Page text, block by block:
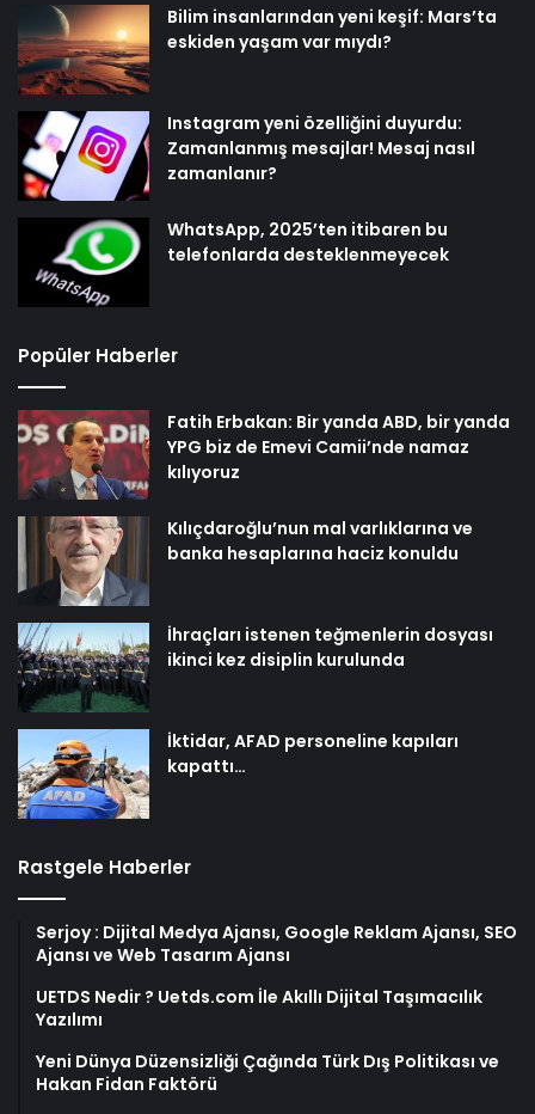
Bilim insanlarından yeni keşif: Mars’ta
eskiden yaşam var mıydı?
Instagram yeni özelliğini duyurdu:
Zamanlanmış mesajlar! Mesaj nasıl
zamanlanır?
WhatsApp, 2025’ten itibaren bu
telefonlarda desteklenmeyecek
Popüler Haberler
Fatih Erbakan: Bir yanda ABD, bir yanda
YPG biz de Emevi Camii’nde namaz
kılıyoruz
Kılıçdaroğlu’nun mal varlıklarına ve
banka hesaplarına haciz konuldu
İhraçları istenen teğmenlerin dosyası
ikinci kez disiplin kurulunda
İktidar, AFAD personeline kapıları
kapattı…
Rastgele Haberler
Serjoy : Dijital Medya Ajansı, Google Reklam Ajansı, SEO
Ajansı ve Web Tasarım Ajansı
UETDS Nedir ? Uetds.com İle Akıllı Dijital Taşımacılık
Yazılımı
Yeni Dünya Düzensizliği Çağında Türk Dış Politikası ve
Hakan Fidan Faktörü